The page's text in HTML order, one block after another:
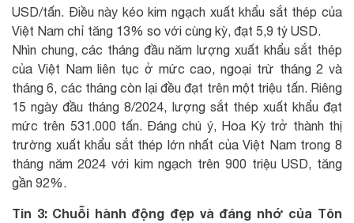
USD/tấn. Điều này kéo kim ngạch xuất khẩu sắt thép của
Việt Nam chỉ tăng 13% so với cùng kỳ, đạt 5,9 tỷ USD.
Nhìn chung, các tháng đầu năm lượng xuất khẩu sắt thép
của Việt Nam liên tục ở mức cao, ngoại trừ tháng 2 và
tháng 6, các tháng còn lại đều đạt trên một triệu tấn. Riêng
15 ngày đầu tháng 8/2024, lượng sắt thép xuất khẩu đạt
mức trên 531.000 tấn. Đáng chú ý, Hoa Kỳ trở thành thị
trường xuất khẩu sắt thép lớn nhất của Việt Nam trong 8
tháng năm 2024 với kim ngạch trên 900 triệu USD, tăng
gần 92%.
Tin 3: Chuỗi hành động đẹp và đáng nhớ của Tôn